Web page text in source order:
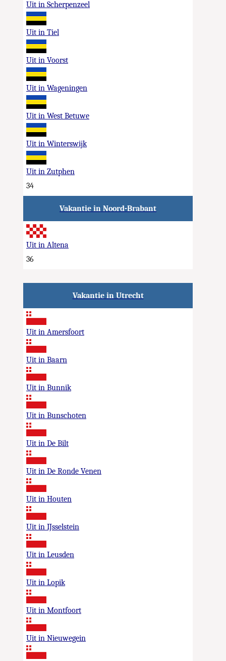
Uit in Scherpenzeel
Uit in Tiel
Uit in Voorst
Uit in Wageningen
Uit in West Betuwe
Uit in Winterswijk
Uit in Zutphen
34
Vakantie in Noord-Brabant
Uit in Altena
36
Vakantie in Utrecht
Uit in Amersfoort
Uit in Baarn
Uit in Bunnik
Uit in Bunschoten
Uit in De Bilt
Uit in De Ronde Venen
Uit in Houten
Uit in IJsselstein
Uit in Leusden
Uit in Lopik
Uit in Montfoort
Uit in Nieuwegein